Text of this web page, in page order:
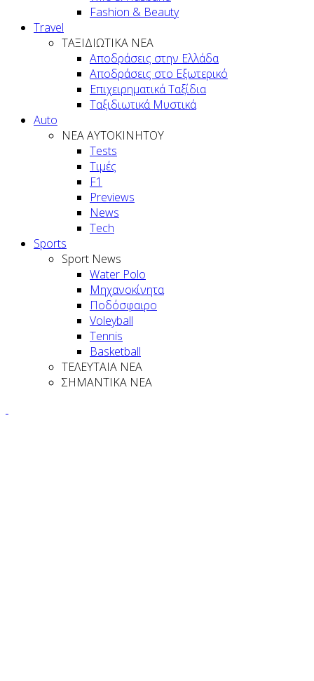
Fashion & Beauty
Travel
ΤΑΞΙΔΙΩΤΙΚΑ ΝΕΑ
Αποδράσεις στην Ελλάδα
Αποδράσεις στο Εξωτερικό
Επιχειρηματικά Ταξίδια
Ταξιδιωτικά Μυστικά
Auto
NEA AYTOKINHTOY
Tests
Τιμές
F1
Previews
News
Tech
Sports
Sport News
Water Polo
Μηχανοκίνητα
Ποδόσφαιρο
Voleyball
Tennis
Basketball
ΤΕΛΕΥΤΑΙΑ ΝΕΑ
ΣΗΜΑΝΤΙΚΑ ΝΕΑ